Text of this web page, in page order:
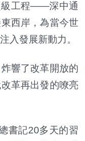
級工程——深中通
西岸，為當今世
入發展新動力。
響了改革開放的
革再出發的嘹亮
書記20多天的習